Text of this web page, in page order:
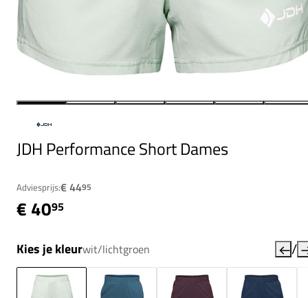
JDH Performance Short Dames
Adviesprijs:€ 4495
€ 4095
Kies je kleurwit/lichtgroen /